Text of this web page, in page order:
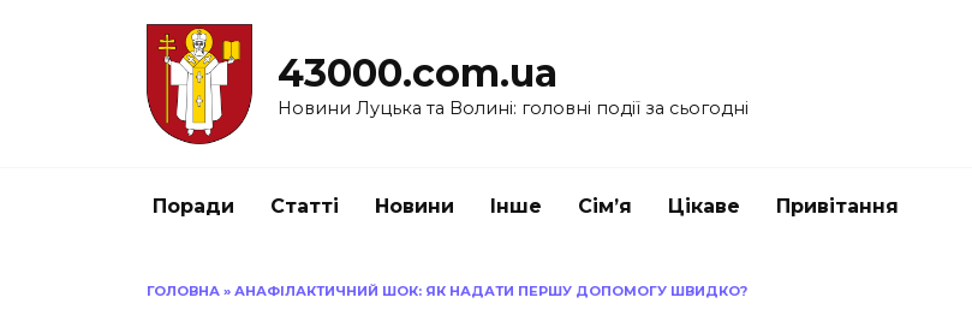
43000.com.ua
Новини Луцька та Волині: головні події за сьогодні
Поради Статті Новини Інше Сім’я Цікаве Привітання
ГОЛОВНА » АНАФІЛАКТИЧНИЙ ШОК: ЯК НАДАТИ ПЕРШУ ДОПОМОГУ ШВИДКО?